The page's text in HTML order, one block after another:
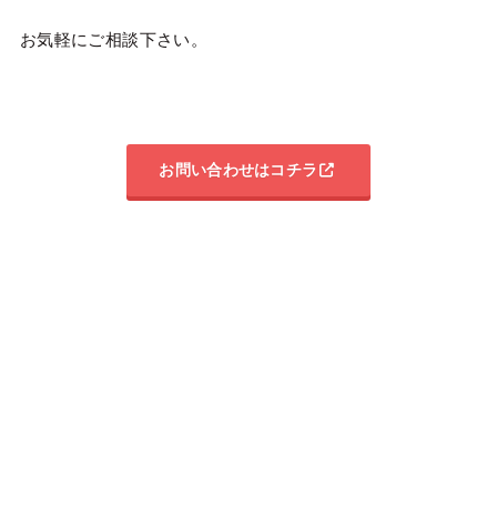
お気軽にご相談下さい。
お問い合わせはコチラ